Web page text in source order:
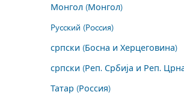
Монгол (Монгол)
Русский (Россия)
српски (Босна и Херцеговина)
српски (Реп. Србија и Реп.
Татар (Россия)